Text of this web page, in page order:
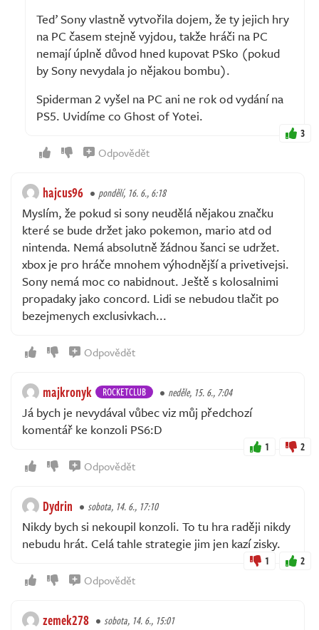
Teď Sony vlastně vytvořila dojem, že ty jejich hry
na PC časem stejně vyjdou, takže hráči na PC
nemají úplně důvod hned kupovat PSko (pokud
by Sony nevydala jo nějakou bombu).
Spiderman 2 vyšel na PC ani ne rok od vydání na
PS5. Uvidíme co Ghost of Yotei.
3
Odpovědět
hajcus96 pondělí, 16. 6., 6:18
Myslím, že pokud si sony neudělá nějakou značku
které se bude držet jako pokemon, mario atd od
nintenda. Nemá absolutně žádnou šanci se udržet.
xbox je pro hráče mnohem výhodnější a privetivejsi.
Sony nemá moc co nabidnout. Ještě s kolosalnimi
propadaky jako concord. Lidi se nebudou tlačit po
bezejmenych exclusivkach...
Odpovědět
majkronyk ROCKETCLUB neděle, 15. 6., 7:04
Já bych je nevydával vůbec viz můj předchozí
komentář ke konzoli PS6:D
1 2
Odpovědět
Dydrin sobota, 14. 6., 17:10
Nikdy bych si nekoupil konzoli. To tu hra raději nikdy
nebudu hrát. Celá tahle strategie jim jen kazí zisky.
1 2
Odpovědět
zemek278 sobota, 14. 6., 15:01